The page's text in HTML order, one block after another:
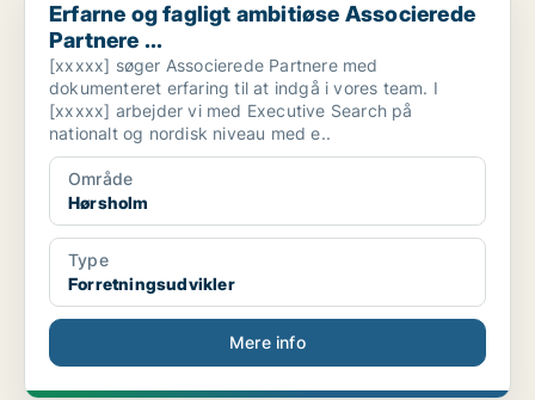
Erfarne og fagligt ambitiøse Associerede
Partnere ...
[xxxxx] søger Associerede Partnere med
dokumenteret erfaring til at indgå i vores team. I
[xxxxx] arbejder vi med Executive Search på
nationalt og nordisk niveau med e..
Område
Hørsholm
Type
Forretningsudvikler
Mere info